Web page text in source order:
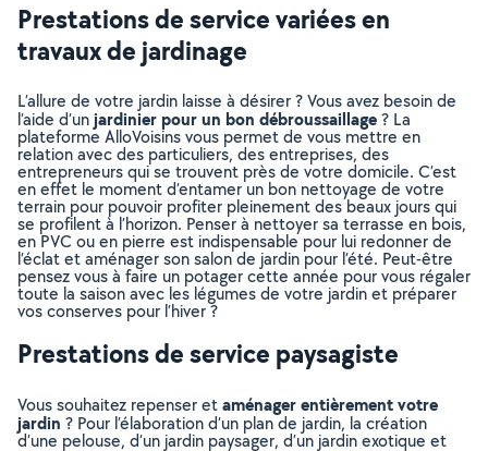
Prestations de service variées en
travaux de jardinage
L’allure de votre jardin laisse à désirer ? Vous avez besoin de
l’aide d’unjardinier pour un bon débroussaillage? La
plateforme AlloVoisins vous permet de vous mettre en
relation avec des particuliers, des entreprises, des
entrepreneurs qui se trouvent près de votre domicile. C’est
en effet le moment d’entamer un bon nettoyage de votre
terrain pour pouvoir profiter pleinement des beaux jours qui
se profilent à l’horizon. Penser à nettoyer sa terrasse en bois,
en PVC ou en pierre est indispensable pour lui redonner de
l’éclat et aménager son salon de jardin pour l’été. Peut-être
pensez vous à faire un potager cette année pour vous régaler
toute la saison avec les légumes de votre jardin et préparer
vos conserves pour l’hiver ?
Prestations de service paysagiste
Vous souhaitez repenser etaménager entièrement votre
jardin ? Pour l’élaboration d’un plan de jardin, la création
d’une pelouse, d’un jardin paysager, d’un jardin exotique et